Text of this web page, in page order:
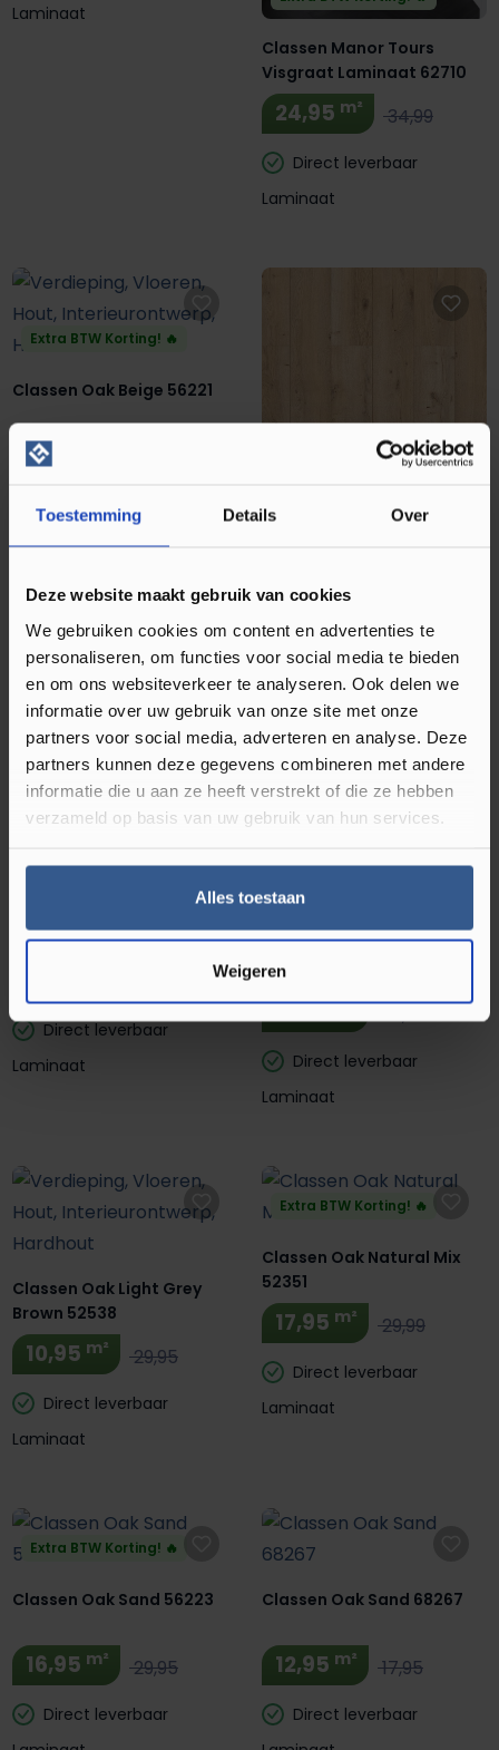
Toestemming Details Over
Deze website maakt gebruik van cookies
We gebruiken cookies om content en advertenties te
personaliseren, om functies voor social media te bieden
en om ons websiteverkeer te analyseren. Ook delen we
informatie over uw gebruik van onze site met onze
partners voor social media, adverteren en analyse. Deze
partners kunnen deze gegevens combineren met andere
informatie die u aan ze heeft verstrekt of die ze hebben
verzameld op basis van uw gebruik van hun services.
Alles toestaan
Weigeren
Laminaat
Classen Manor Tours
Visgraat Laminaat 62710
24,95 m² 34,99
Direct leverbaar
Laminaat
Extra BTW Korting! 🔥
Classen Oak Beige 56221
17,95
Direct leverbaar
Laminaat
Classen Oak Beige 68272
10,95 m² 27,95
Direct leverbaar
Laminaat
Extra BTW Korting! 🔥
Natural 52355
Direct leverbaar
Laminaat
Extra BTW Korting! 🔥
Classen Oak Honey Brown
65818
17,95m²
Direct leverbaar
Laminaat
Classen Oak Light Grey
Brown 52538
10,95 m² 29,95
Direct leverbaar
Laminaat
Extra BTW Korting! 🔥
Classen Oak Natural Mix
52351
17,95 m² 29,99
Direct leverbaar
Laminaat
Extra BTW Korting! 🔥
Classen Oak Sand 56223
16,95 m² 29,95
Direct leverbaar
Classen Oak Sand 68267
12,95 m² 17,95
Direct leverbaar